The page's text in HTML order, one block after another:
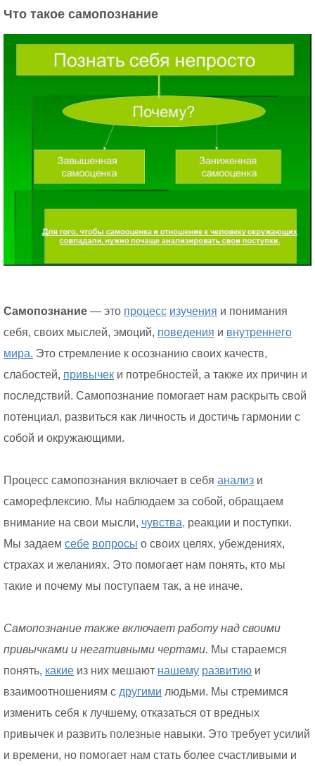
Что такое самопознание
Самопознание — это процесс изучения и понимания
себя, своих мыслей, эмоций, поведения и внутреннего
мира. Это стремление к осознанию своих качеств,
слабостей, привычек и потребностей, а также их причин и
последствий. Самопознание помогает нам раскрыть свой
потенциал, развиться как личность и достичь гармонии с
собой и окружающими.
Процесс самопознания включает в себя анализ и
саморефлексию. Мы наблюдаем за собой, обращаем
внимание на свои мысли, чувства, реакции и поступки.
Мы задаем себе вопросы о своих целях, убеждениях,
страхах и желаниях. Это помогает нам понять, кто мы
такие и почему мы поступаем так, а не иначе.
Самопознание также включает работу над своими
привычками и негативными чертами. Мы стараемся
понять, какие из них мешают нашему развитию и
взаимоотношениям с другими людьми. Мы стремимся
изменить себя к лучшему, отказаться от вредных
привычек и развить полезные навыки. Это требует усилий
и времени, но помогает нам стать более счастливыми и